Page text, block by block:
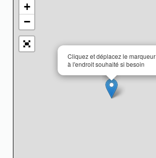
Cliquez et déplacez le marqueur
à l'endroit souhaité si besoin
+
−